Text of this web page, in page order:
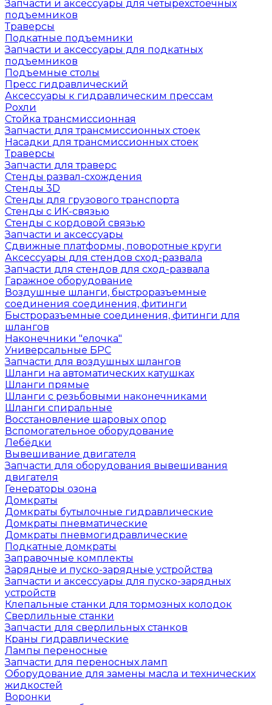
Запчасти и аксессуары для четырехстоечных
подъемников
Траверсы
Подкатные подъемники
Запчасти и аксессуары для подкатных
подъемников
Подъемные столы
Пресс гидравлический
Аксессуары к гидравлическим прессам
Рохли
Стойка трансмиссионная
Запчасти для трансмиссионных стоек
Насадки для трансмиссионных стоек
Траверсы
Запчасти для траверс
Стенды развал-схождения
Стенды 3D
Стенды для грузового транспорта
Стенды с ИК-связью
Стенды с кордовой связью
Запчасти и аксессуары
Сдвижные платформы, поворотные круги
Аксессуары для стендов сход-развала
Запчасти для стендов для сход-развала
Гаражное оборудование
Воздушные шланги, быстроразъемные
соединения соединения, фитинги
Быстроразъемные соединения, фитинги для
шлангов
Наконечники "елочка"
Универсальные БРС
Запчасти для воздушных шлангов
Шланги на автоматических катушках
Шланги прямые
Шланги с резьбовыми наконечниками
Шланги спиральные
Восстановление шаровых опор
Вспомогательное оборудование
Лебёдки
Вывешивание двигателя
Запчасти для оборудования вывешивания
двигателя
Генераторы озона
Домкраты
Домкраты бутылочные гидравлические
Домкраты пневматические
Домкраты пневмогидравлические
Подкатные домкраты
Заправочные комплекты
Зарядные и пуско-зарядные устройства
Запчасти и аксессуары для пуско-зарядных
устройств
Клепальные станки для тормозных колодок
Сверлильные станки
Запчасти для сверлильных станков
Краны гидравлические
Лампы переносные
Запчасти для переносных ламп
Оборудование для замены масла и технических
жидкостей
Воронки